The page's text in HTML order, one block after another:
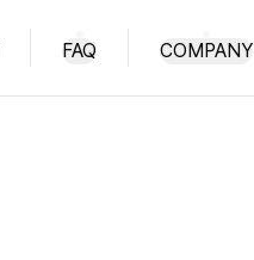
FAQ COMPANY